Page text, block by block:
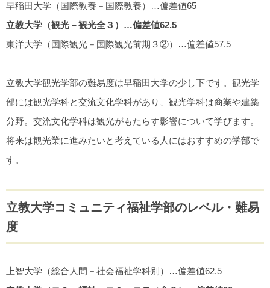
早稲田大学（国際教養－国際教養）…偏差値65
立教大学（観光－観光全３）…偏差値62.5
東洋大学（国際観光－国際観光前期３②）…偏差値57.5
立教大学観光学部の難易度は早稲田大学の少し下です。観光学
部には観光学科と交流文化学科があり、観光学科は商業や建築
分野。交流文化学科は観光がもたらす影響について学びます。
将来は観光業に進みたいと考えている人にはおすすめの学部で
す。
立教大学コミュニティ福祉学部のレベル・難易
度
上智大学（総合人間－社会福祉学科別）…偏差値62.5